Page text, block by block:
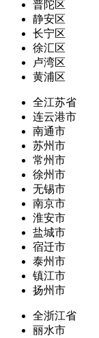
普陀区
静安区
长宁区
徐汇区
卢湾区
黄浦区
全江苏省
连云港市
南通市
苏州市
常州市
徐州市
无锡市
南京市
淮安市
盐城市
宿迁市
泰州市
镇江市
扬州市
全浙江省
丽水市